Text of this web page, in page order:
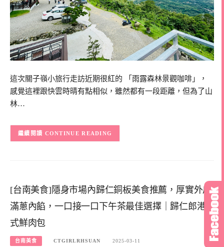
這次關子嶺小旅行走訪近期很紅的 「雨露森林景觀咖啡」，
感覺這裡跟快雲時晴有點相似，雖然都有一段距離，但為了山
林…
CONTINUE READING
[台南美食]隱身市場內歸仁銅板美食推薦，厚實外皮
滿蔥內餡，一口接一口下午茶最佳選擇｜歸仁郎港
式鮮肉包
台南美食 CTGIRLRHSUAN 2025-03-11